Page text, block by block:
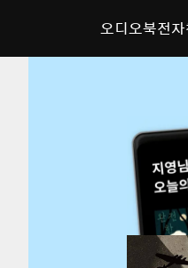
오디오북전자